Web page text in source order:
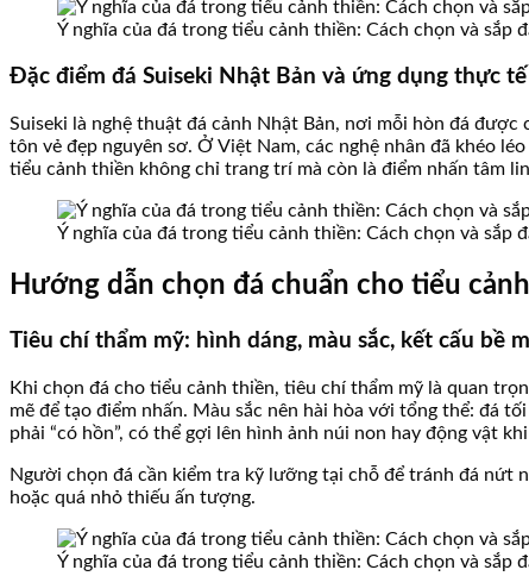
Ý nghĩa của đá trong tiểu cảnh thiền: Cách chọn và sắp
Đặc điểm đá Suiseki Nhật Bản và ứng dụng thực
Suiseki là nghệ thuật đá cảnh Nhật Bản, nơi mỗi hòn đá
tôn vẻ đẹp nguyên sơ. Ở Việt Nam, các nghệ nhân đã khéo
tiểu cảnh thiền không chỉ trang trí mà còn là điểm nhấn tâm
Ý nghĩa của đá trong tiểu cảnh thiền: Cách chọn và sắp
Hướng dẫn chọn đá chuẩn cho tiểu
Tiêu chí thẩm mỹ: hình dáng, màu sắc, kết cấu bề
Khi chọn đá cho tiểu cảnh thiền, tiêu chí thẩm mỹ là quan
mẽ để tạo điểm nhấn. Màu sắc nên hài hòa với tổng thể: đá
phải “có hồn”, có thể gợi lên hình ảnh núi non hay động vật
Người chọn đá cần kiểm tra kỹ lưỡng tại chỗ để tránh đá nứt
hoặc quá nhỏ thiếu ấn tượng.
Ý nghĩa của đá trong tiểu cảnh thiền: Cách chọn và sắp